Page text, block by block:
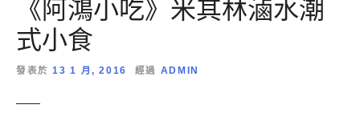
《阿鴻小吃》米其林滷水潮
式小食
發表於 13 1 月, 2016 經過 ADMIN